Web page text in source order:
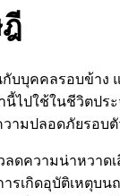
บบุคคลรอบข้าง
ไปใช้ในชีวิตปร
ามปลอดภัยรอบตั
ความน่าหวาดเ
รเกิดอุบัติเหตุบน